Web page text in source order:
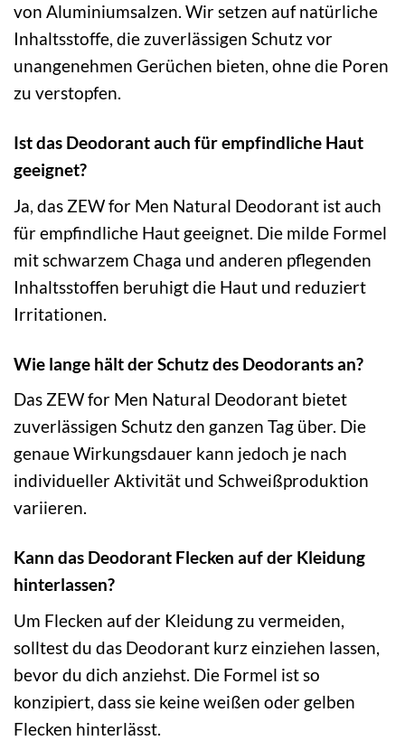
von Aluminiumsalzen. Wir setzen auf natürliche
Inhaltsstoffe, die zuverlässigen Schutz vor
unangenehmen Gerüchen bieten, ohne die Poren
zu verstopfen.
Ist das Deodorant auch für empfindliche Haut
geeignet?
Ja, das ZEW for Men Natural Deodorant ist auch
für empfindliche Haut geeignet. Die milde Formel
mit schwarzem Chaga und anderen pflegenden
Inhaltsstoffen beruhigt die Haut und reduziert
Irritationen.
Wie lange hält der Schutz des Deodorants an?
Das ZEW for Men Natural Deodorant bietet
zuverlässigen Schutz den ganzen Tag über. Die
genaue Wirkungsdauer kann jedoch je nach
individueller Aktivität und Schweißproduktion
variieren.
Kann das Deodorant Flecken auf der Kleidung
hinterlassen?
Um Flecken auf der Kleidung zu vermeiden,
solltest du das Deodorant kurz einziehen lassen,
bevor du dich anziehst. Die Formel ist so
konzipiert, dass sie keine weißen oder gelben
Flecken hinterlässt.